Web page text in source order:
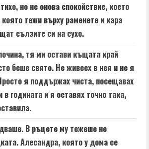
но не онова спокойствие, което
тежи върху раменете и кара
сълзите си на сухо.
тя ми остави къщата край
беше свято. Не живеех в нея и не я
я поддържах чиста, посещавах
в годината и я оставях точно така,
В ръцете му тежеше не
Алесандра, която у дома се